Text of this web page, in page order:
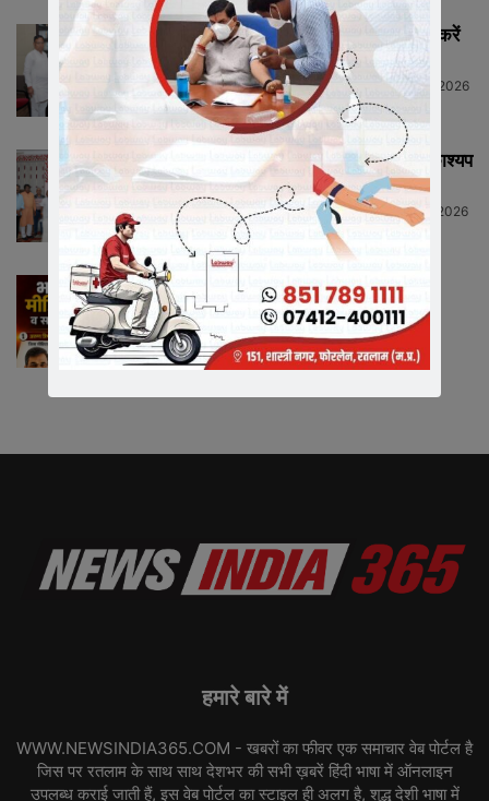
मीडिया में संगठन को सशक्त रूप से प्रस्तुत करें
मीडिया प्रभारी...
HIGHLIGHTS Neeraj Barmecha July 13, 2026
राष्ट्रीय कार्याध्यक्ष व कैबिनेट मंत्री चेतन्य काश्यप
ने किया क्रीड़ा-भारती की...
HIGHLIGHTS Neeraj Barmecha - July 12, 2026
भारतीय जनता पार्टी रतलाम जिले में नई
जिम्मेदारियों का ऐलान, ...
BREAKING NEWS Neeraj Barmecha -
July 12, 2026
हमारे बारे में
WWW.NEWSINDIA365.COM - खबरों का फीवर एक समाचार वेब पोर्टल है
जिस पर रतलाम के साथ साथ देशभर की सभी ख़बरें हिंदी भाषा में ऑनलाइन
उपलब्ध कराई जाती हैं, इस वेब पोर्टल का स्टाइल ही अलग है, शुद्ध देशी भाषा में